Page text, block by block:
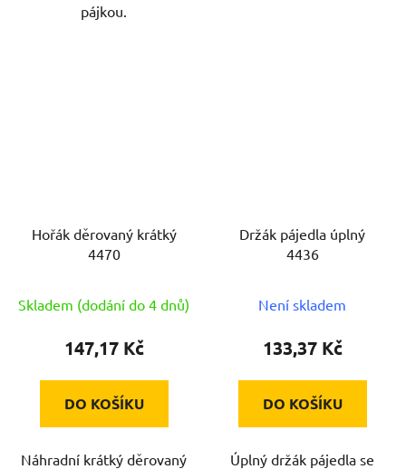
pájkou.
Hořák děrovaný krátký
4470
Skladem (dodání do 4 dnů)
147,17 Kč
DO KOŠÍKU
Náhradní krátký děrovaný
Držák pájedla úplný
4436
Není skladem
133,37 Kč
DO KOŠÍKU
Úplný držák pájedla se